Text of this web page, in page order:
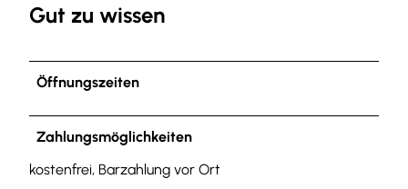
Gut zu wissen
Öffnungszeiten
Zahlungsmöglichkeiten
kostenfrei, Barzahlung vor Ort